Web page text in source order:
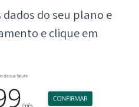
do seu plano e
e clique em